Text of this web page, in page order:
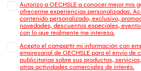
Autorizo a OECHSLE a conocer mejor mis
ofrecerme experiencias personalizadas.
contenido personalizado, exclusivo,
novedades, descuentos especiales,
con lo que realmente me interesa.
Acepto el compartir mi información con
empresarial de OECHSLE para el envío de
publicitarias sobre sus productos,
otras actividades comerciales de interés.